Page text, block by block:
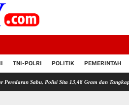
TNI-POLRI POLITIK PEMERINTAH
Polisi Sita 13,48 Gram dan Tangkap Seorang Pria